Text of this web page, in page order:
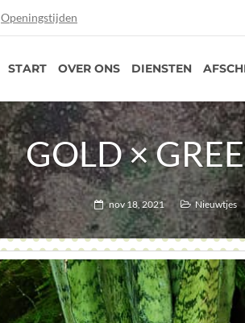
Openingstijden
START OVER ONS DIENSTEN
GOLD ×
nov 18, 2021 Nieuwtjes